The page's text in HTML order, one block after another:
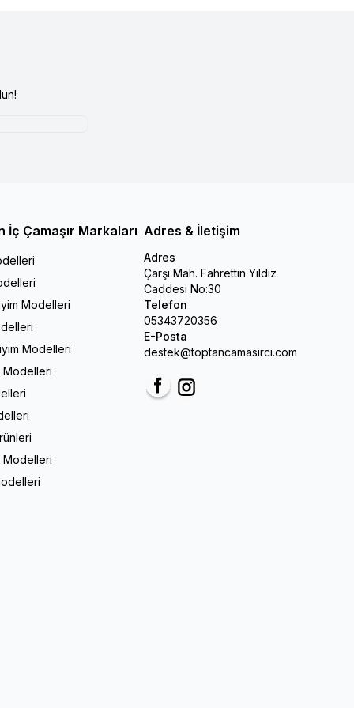
İç Çamaşır Markaları
Modelleri
Modelleri
Modelleri
Modelleri
Adres & İletişim
Adres
Çarşı Mah. Fahrettin Yıldız
Caddesi No:30
Telefon
05343720356
E-Posta
destek@toptancamasirci.com
FacebookInstagram